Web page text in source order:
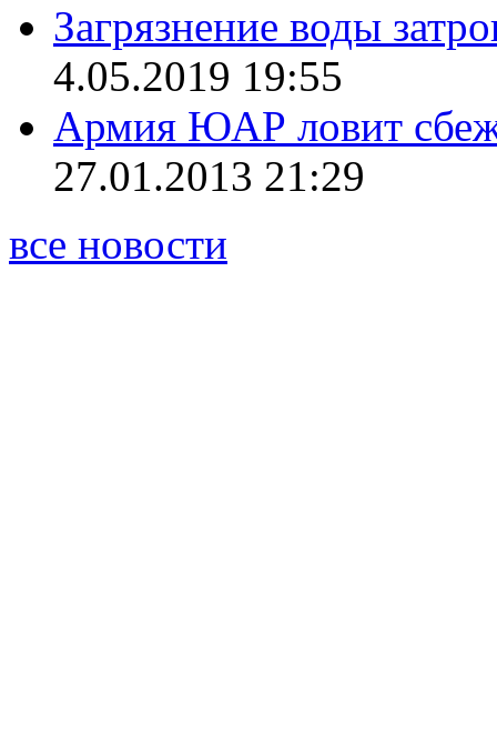
Загрязнение воды
4.05.2019 19:55
Армия ЮАР ловит
27.01.2013 21:29
все новости